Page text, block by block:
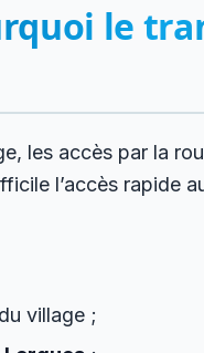
le
les accès par la
l’accès rapide
village ;